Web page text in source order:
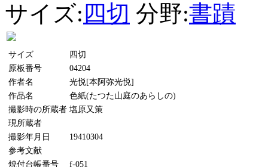
サイズ: 四切 分野:書蹟
サイズ
四切
原板番号
04204
作者名
光悦[本阿弥光悦]
作品名
色紙(たつた山庭のあらしの)
撮影時の所蔵者 塩原又策
現所蔵者
撮影年月日
19410304
参考文献
焼付台帳番号
f-051